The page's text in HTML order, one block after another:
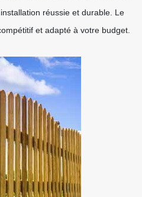
réussie et durable. Le
et adapté à votre budget.